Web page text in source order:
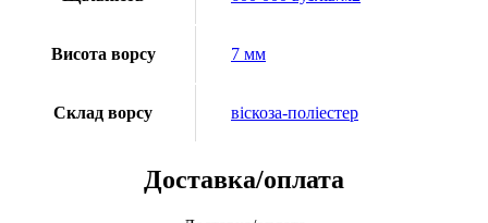
Висота ворсу 7 мм
Склад ворсу віскоза-поліестер
Доставка/оплата